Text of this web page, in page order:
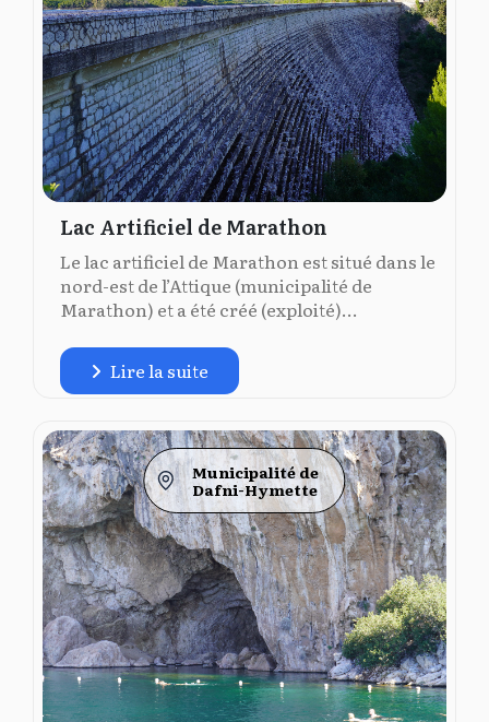
Lac Artificiel de Marathon
Le lac artificiel de Marathon est situé dans le
nord-est de l’Attique (municipalité de
Marathon) et a été créé (exploité)...
Lire la suite
Municipalité de
Dafni-Hymette